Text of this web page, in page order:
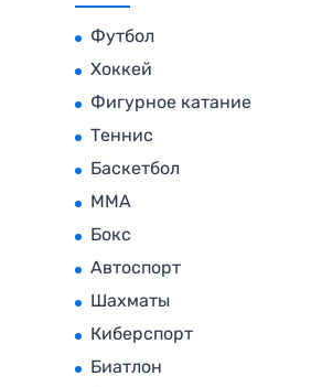
Футбол
Хоккей
Фигурное катание
Теннис
Баскетбол
MMA
Бокс
Автоспорт
Шахматы
Киберспорт
Биатлон